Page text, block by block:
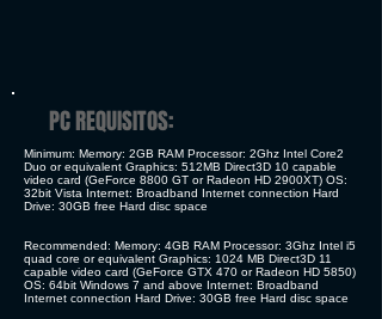
PC REQUISITOS:
Minimum: Memory: 2GB RAM Processor: 2Ghz Intel Core2
Duo or equivalent Graphics: 512MB Direct3D 10 capable
video card (GeForce 8800 GT or Radeon HD 2900XT) OS:
32bit Vista Internet: Broadband Internet connection Hard
Drive: 30GB free Hard disc space
Recommended: Memory: 4GB RAM Processor: 3Ghz Intel i5
quad core or equivalent Graphics: 1024 MB Direct3D 11
capable video card (GeForce GTX 470 or Radeon HD 5850)
OS: 64bit Windows 7 and above Internet: Broadband
Internet connection Hard Drive: 30GB free Hard disc space